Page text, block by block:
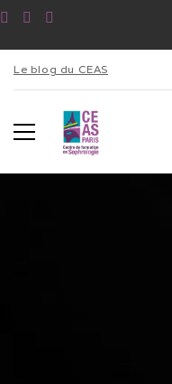
Le blog du CEAS